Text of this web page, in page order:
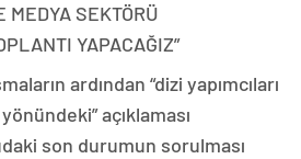
MEDYA SEKTÖRÜ
YAPACAĞIZ”
ardından “dizi yapımcıları
açıklaması
son durumun sorulması